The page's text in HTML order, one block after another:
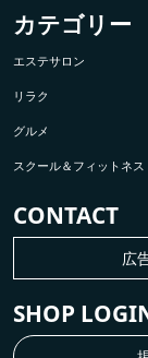
カテゴリー
エステサロン
リラク
グルメ
スクール＆フィットネス
SHOP
CONTACT
広